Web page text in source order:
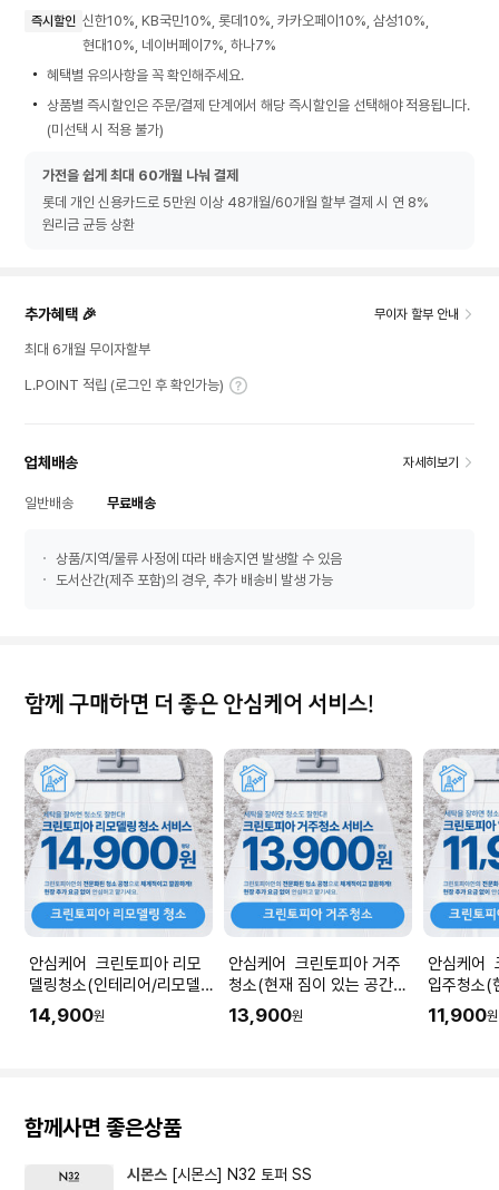
즉시할인 신한10%, KB국민10%, 롯데10%, 카카오페이10%, 삼성10%,
현대10%, 네이버페이7%, 하나7%
혜택별 유의사항을 꼭 확인해주세요.
상품별 즉시할인은 주문/결제 단계에서 해당 즉시할인을 선택해야 적용됩니다.
(미선택 시 적용 불가)
가전을 쉽게 최대 60개월 나눠 결제
롯데 개인 신용카드로 5만원 이상 48개월/60개월 할부 결제 시 연 8%
원리금 균등 상환
추가혜택 🎉 무이자 할부 안내
최대 6개월 무이자할부
L.POINT 적립 (로그인 후 확인가능)
업체배송 자세히보기
일반배송 무료배송
상품/지역/물류 사정에 따라 배송지연 발생할 수 있음
도서산간(제주 포함)의 경우, 추가 배송비 발생 가능
함께 구매하면 더 좋은 안심케어 서비스!
안심케어 크린토피아 리모
델링청소(인테리어/리모델
링 공사 직후) I 공간 평수에
맞춰 수량을 입력해주세요.
14,900원
안심케어 크린토피아 거주
청소(현재 짐이 있는 공간청
소) I 공간 평수에 맞춰 수량
을 입력해주세요.
13,900원
안심케어
입주청소(
청소) I 공
량을 입력
11,900원
함께사면 좋은상품
시몬스 [시몬스] N32 토퍼 SS